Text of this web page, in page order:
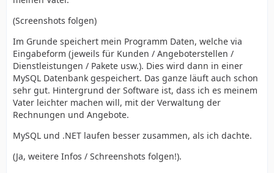
(Screenshots folgen)
Im Grunde speichert mein Programm Daten, welche via
Eingabeform (jeweils für Kunden / Angeboterstellen /
Dienstleistungen / Pakete usw.). Dies wird dann in einer
MySQL Datenbank gespeichert. Das ganze läuft auch schon
sehr gut. Hintergrund der Software ist, dass ich es meinem
Vater leichter machen will, mit der Verwaltung der
Rechnungen und Angebote.
MySQL und .NET laufen besser zusammen, als ich dachte.
(Ja, weitere Infos / Schreenshots folgen!).